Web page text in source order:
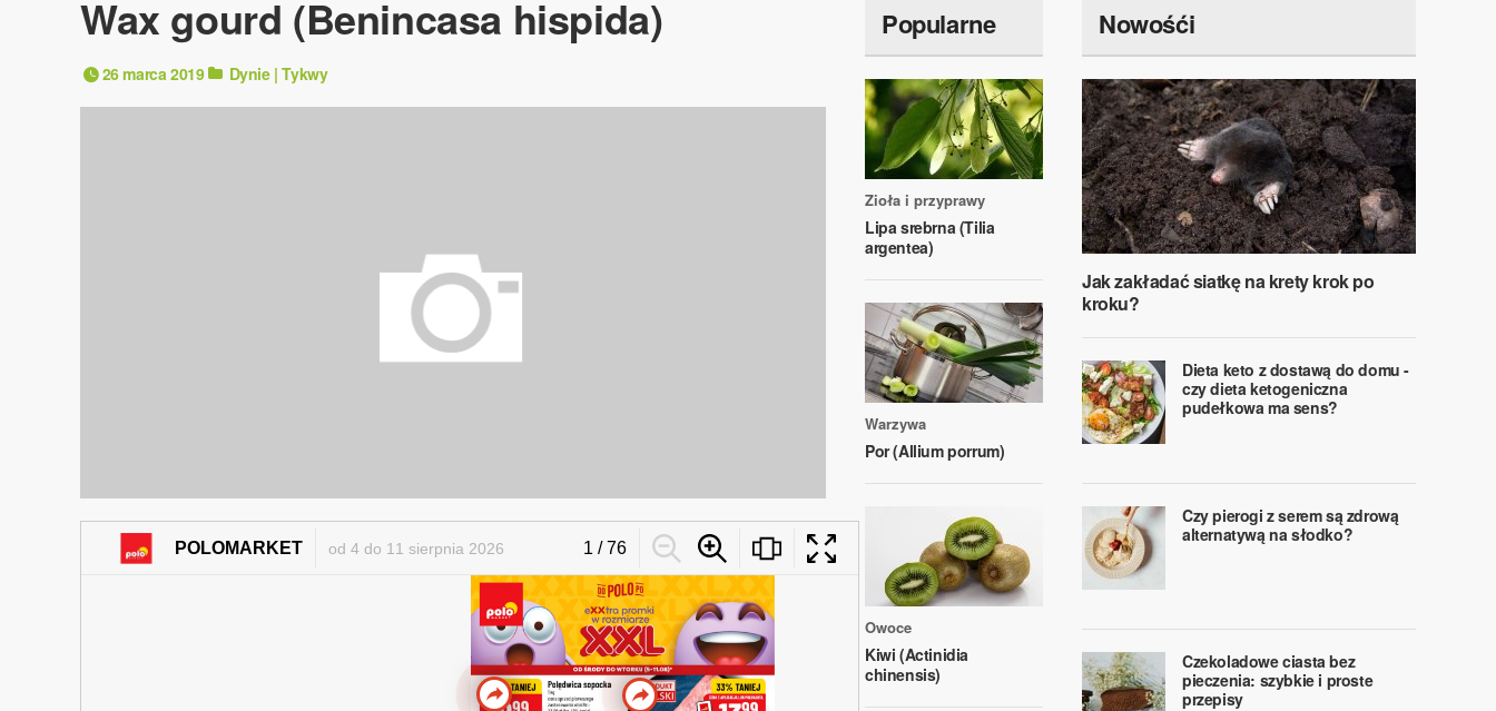
Wax gourd (Benincasa hispida)
26 marca 2019 Dynie | Tykwy
Popularne
Zioła i przyprawy
Lipa srebrna (Tilia
argentea)
Warzywa
Por (Allium porrum)
Owoce
Kiwi (Actinidia
chinensis)
Nowośći
Jak zakładać siatkę na krety krok po
kroku?
Dieta keto z dostawą do domu -
czy dieta ketogeniczna
pudełkowa ma sens?
Czy pierogi z serem są zdrową
alternatywą na słodko?
Czekoladowe ciasta bez
pieczenia: szybkie i proste
przepisy